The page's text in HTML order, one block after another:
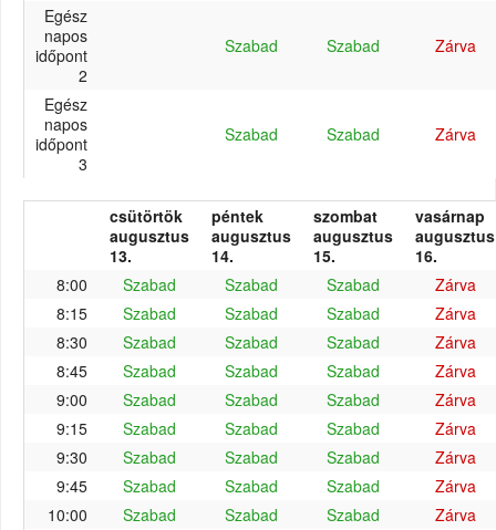
Egész
napos
időpont
2
Szabad Szabad Zárva
Egész
napos
időpont
3
Szabad Szabad Zárva
csütörtök
augusztus
13.
péntek
augusztus
14.
szombat
augusztus
15.
vasárnap
augusztus
16.
8:00
Szabad Szabad Szabad
Zárva
8:15
Szabad Szabad Szabad
Zárva
8:30
Szabad Szabad Szabad
Zárva
8:45
Szabad Szabad Szabad
Zárva
9:00
Szabad Szabad Szabad
Zárva
9:15
Szabad Szabad Szabad
Zárva
9:30
Szabad Szabad Szabad
Zárva
9:45
Szabad Szabad Szabad
Zárva
10:00
Szabad Szabad Szabad
Zárva